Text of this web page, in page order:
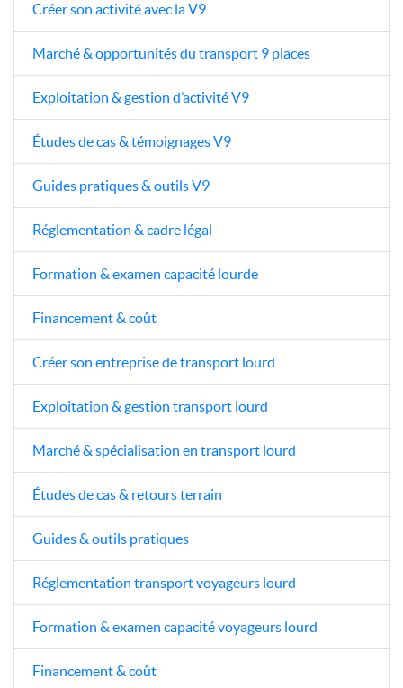
Créer son activité avec la V9
Marché & opportunités du transport 9 places
Exploitation & gestion d’activité V9
Études de cas & témoignages V9
Guides pratiques & outils V9
Réglementation & cadre légal
Formation & examen capacité lourde
Financement & coût
Créer son entreprise de transport lourd
Exploitation & gestion transport lourd
Marché & spécialisation en transport lourd
Études de cas & retours terrain
Guides & outils pratiques
Réglementation transport voyageurs lourd
Formation & examen capacité voyageurs lourd
Financement & coût